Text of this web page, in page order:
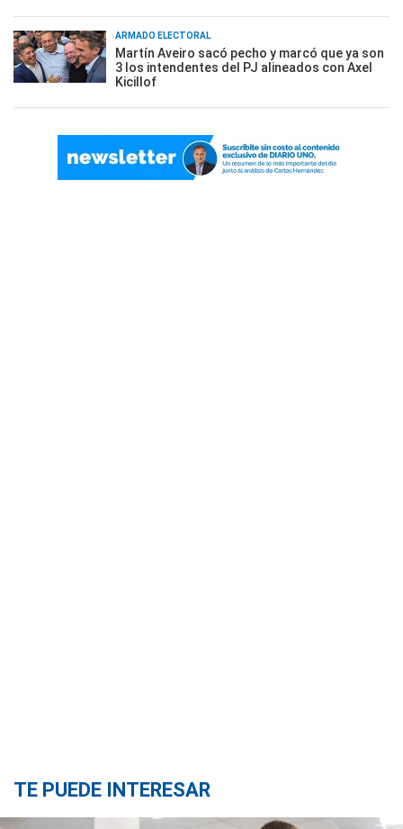
ARMADO ELECTORAL
Martín Aveiro sacó pecho y marcó que ya son
3 los intendentes del PJ alineados con Axel
Kicillof
TE PUEDE INTERESAR